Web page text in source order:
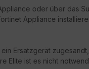
oder über das
Appliance
Ersatzgerät
Elite ist es nicht